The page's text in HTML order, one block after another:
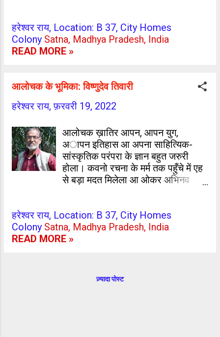
कार्य के अब ले अनुवाद ना भइल रहे। भाषा
सम्बन्धी एह किताब में ग्रियर्स...
हरेश्वर राय, Location: B 37, City Homes
Colony Satna, Madhya Pradesh, India
READ MORE »
आलोचक के भूमिका: विष्णुदेव तिवारी
हरेश्वर राय,फ़रवरी 19, 2022
आलोचक ख़ातिर आपन, आपन युग,
अापन इतिहास आ अपना साहित्यिक-
सांस्कृतिक परंपरा के ज्ञान बहुत जरुरी
होला। कवनो रचना के मर्म तक पहुँचे में एह
से बड़ा मदत मिलेला आ ओकर अभिनव
'चकोर' के 'सर्व भाषा ट्रस्ट' से एगो किताब
आइलि हा- 'जरुर कोई बात बा'। एह में
कवि-गीतकार के पहिलके गीत बा- 'जरूर
कोइल के बोली बोलत बाटे कउआ जरूर
कोई बात बा, विचार करीं रउआ बकुला
हरेश्वर राय, Location: B 37, City Homes
Colony Satna, Madhya Pradesh, India
READ MORE »
ज़्यादा पोस्ट